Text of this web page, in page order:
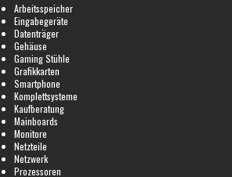
Arbeitsspeicher
Eingabegeräte
Datenträger
Gehäuse
Gaming Stühle
Grafikkarten
Smartphone
Komplettsysteme
Kaufberatung
Mainboards
Monitore
Netzteile
Netzwerk
Prozessoren